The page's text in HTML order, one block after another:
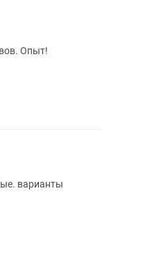
Опыт!
любые. варианты